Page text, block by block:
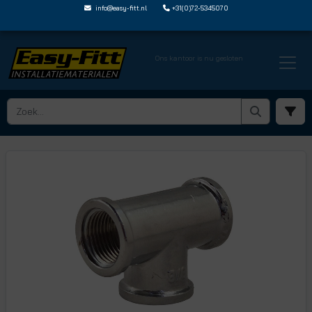
info@easy-fitt.nl +31(0)72-5345070
Ons kantoor is nu gesloten
HOME › DRAADFITTINGEN EN NIPPELS › DRAAD T STUKKEN › EF0213S